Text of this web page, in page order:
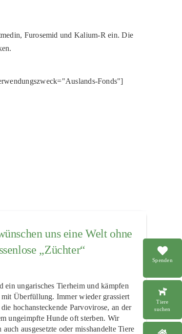
Spenden
Tiere
suchen
Furosemid und Kalium-R ein. Die
Fonds"]
uns eine Welt ohne
„Züchter“
ein ungarisches Tierheim und kämpfen
mit Überfüllung. Immer wieder grassiert
hochansteckende Parvovirose, an der
ungeimpfte Hunde oft sterben. Wir
auch ausgesetzte oder misshandelte Tiere